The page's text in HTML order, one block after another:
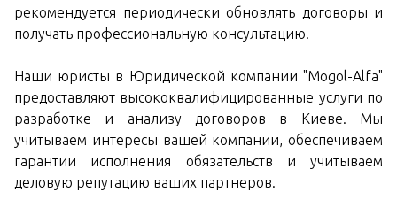
рекомендуется периодически обновлять договоры и
получать профессиональную консультацию.
Наши юристы в Юридической компании "Mogol-Alfa"
предоставляют высококвалифицированные услуги по
разработке и анализу договоров в Киеве. Мы
учитываем интересы вашей компании, обеспечиваем
гарантии исполнения обязательств и учитываем
деловую репутацию ваших партнеров.